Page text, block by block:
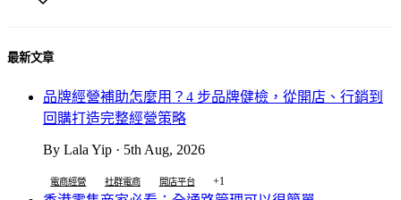
最新文章
品牌經營補助怎麼用？4 步品牌健檢，從開店、行銷到
回購打造完整經營策略
By Lala Yip · 5th Aug, 2026
電商經營 社群電商 開店平台 +1